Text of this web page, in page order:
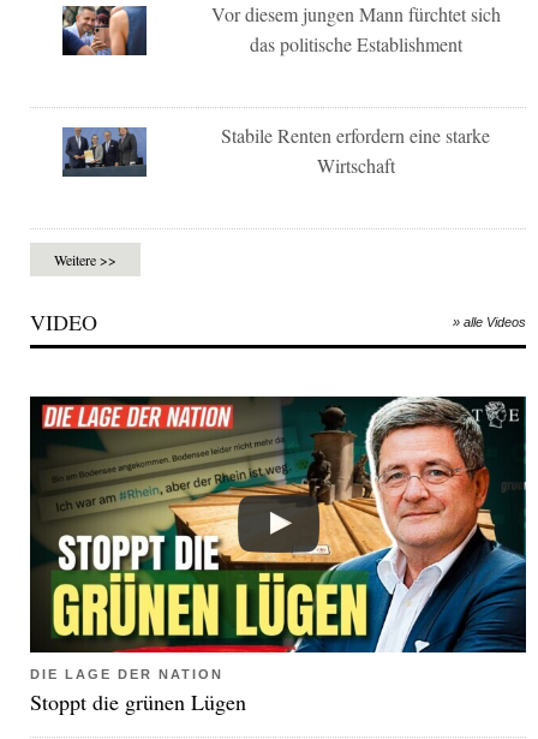
Vor diesem jungen Mann fürchtet sich
das politische Establishment
Stabile Renten erfordern eine starke
Wirtschaft
Weitere >>
VIDEO » alle Videos
DIE LAGE DER NATION
Stoppt die grünen Lügen